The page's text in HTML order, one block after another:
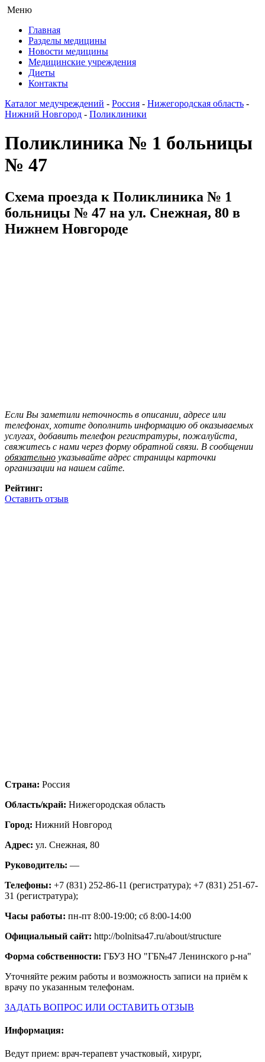
Меню
Главная
Разделы медицины
Новости медицины
Медицинские учреждения
Диеты
Контакты
Каталог медучреждений - Россия - Нижегородская область -
Нижний Новгород - Поликлиники
Поликлиника № 1 больницы
№ 47
Схема проезда к Поликлиника № 1
больницы № 47 на ул. Снежная, 80 в
Нижнем Новгороде
Если Вы заметили неточность в описании, адресе или
телефонах, хотите дополнить информацию об оказываемых
услугах, добавить телефон регистратуры, пожалуйста,
свяжитесь с нами через форму обратной связи. В сообщении
обязательно указывайте адрес страницы карточки
организации на нашем сайте.
Рейтинг:
Оставить отзыв
Страна: Россия
Область/край: Нижегородская область
Город: Нижний Новгород
Адрес: ул. Снежная, 80
Руководитель: —
Телефоны: +7 (831) 252-86-11 (регистратура); +7 (831) 251-67-
31 (регистратура);
Часы работы: пн-пт 8:00-19:00; сб 8:00-14:00
Официальный сайт: http://bolnitsa47.ru/about/structure
Форма собственности: ГБУЗ НО "ГБ№47 Ленинского р-на"
Уточняйте режим работы и возможность записи на приём к
врачу по указанным телефонам.
ЗАДАТЬ ВОПРОС ИЛИ ОСТАВИТЬ ОТЗЫВ
Информация:
Ведут прием: врач-терапевт участковый, хирург,